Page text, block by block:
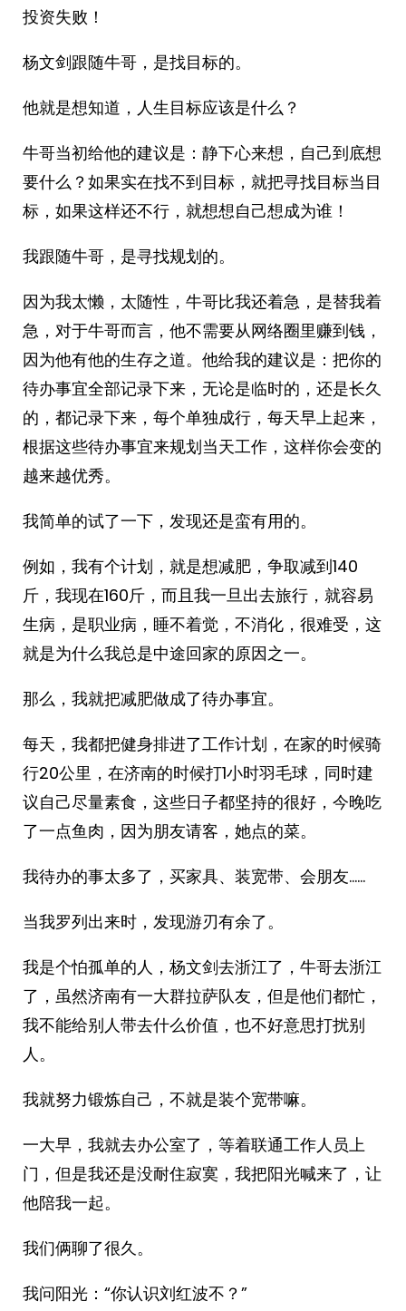
投资失败！
杨文剑跟随牛哥，是找目标的。
他就是想知道，人生目标应该是什么？
牛哥当初给他的建议是：静下心来想，自己到底想
要什么？如果实在找不到目标，就把寻找目标当目
标，如果这样还不行，就想想自己想成为谁！
我跟随牛哥，是寻找规划的。
因为我太懒，太随性，牛哥比我还着急，是替我着
急，对于牛哥而言，他不需要从网络圈里赚到钱，
因为他有他的生存之道。他给我的建议是：把你的
待办事宜全部记录下来，无论是临时的，还是长久
的，都记录下来，每个单独成行，每天早上起来，
根据这些待办事宜来规划当天工作，这样你会变的
越来越优秀。
我简单的试了一下，发现还是蛮有用的。
例如，我有个计划，就是想减肥，争取减到140
斤，我现在160斤，而且我一旦出去旅行，就容易
生病，是职业病，睡不着觉，不消化，很难受，这
就是为什么我总是中途回家的原因之一。
那么，我就把减肥做成了待办事宜。
每天，我都把健身排进了工作计划，在家的时候骑
行20公里，在济南的时候打1小时羽毛球，同时建
议自己尽量素食，这些日子都坚持的很好，今晚吃
了一点鱼肉，因为朋友请客，她点的菜。
我待办的事太多了，买家具、装宽带、会朋友……
当我罗列出来时，发现游刃有余了。
我是个怕孤单的人，杨文剑去浙江了，牛哥去浙江
了，虽然济南有一大群拉萨队友，但是他们都忙，
我不能给别人带去什么价值，也不好意思打扰别
人。
我就努力锻炼自己，不就是装个宽带嘛。
一大早，我就去办公室了，等着联通工作人员上
门，但是我还是没耐住寂寞，我把阳光喊来了，让
他陪我一起。
我们俩聊了很久。
我问阳光：“你认识刘红波不？”